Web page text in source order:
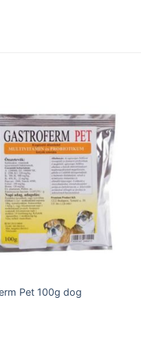
Pet 100g dog